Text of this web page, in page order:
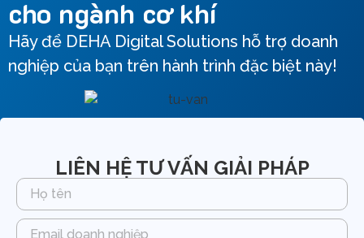
cho ngành cơ khí
Hãy để DEHA Digital Solutions hỗ trợ doanh
nghiệp của bạn trên hành trình đặc biệt này!
LIÊN HỆ TƯ VẤN GIẢI PHÁP